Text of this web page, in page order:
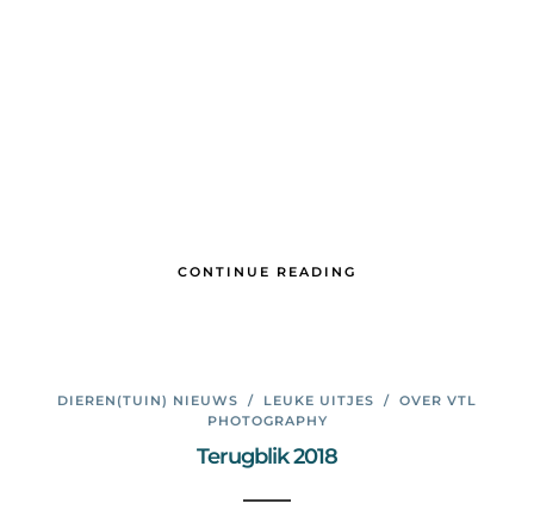
CONTINUE READING
DIEREN(TUIN) NIEUWS / LEUKE UITJES / OVER VTL
PHOTOGRAPHY
Terugblik 2018